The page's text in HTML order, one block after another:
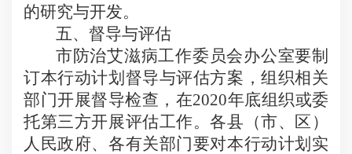
的研究与开发。
五、督导与评估
市防治艾滋病工作委员会办公室要制
订本行动计划督导与评估方案，组织相关
部门开展督导检查，在2020年底组织或委
托第三方开展评估工作。各县（市、区）
人民政府、各有关部门要对本行动计划实